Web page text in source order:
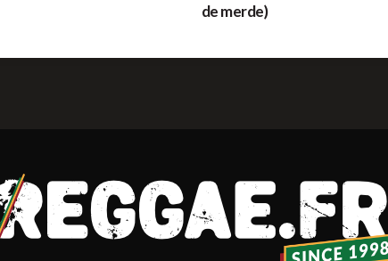
de merde)